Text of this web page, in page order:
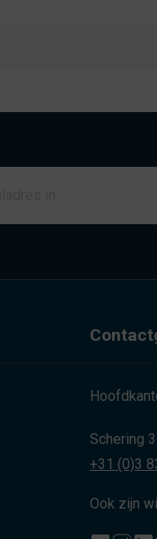
Schering
+31 (0)3
Ook zijn